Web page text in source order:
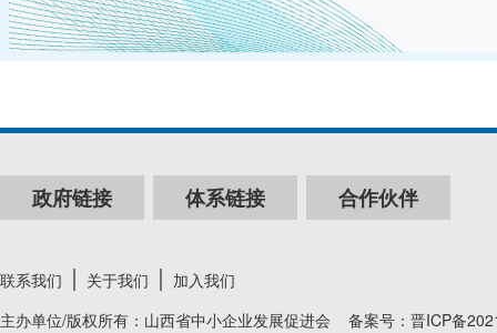
政府链接 体系链接 合作伙伴
联系我们 关于我们
加入我们
主办单位/版权所有：山西省中小企业发展促进会 备案号： 晋ICP备